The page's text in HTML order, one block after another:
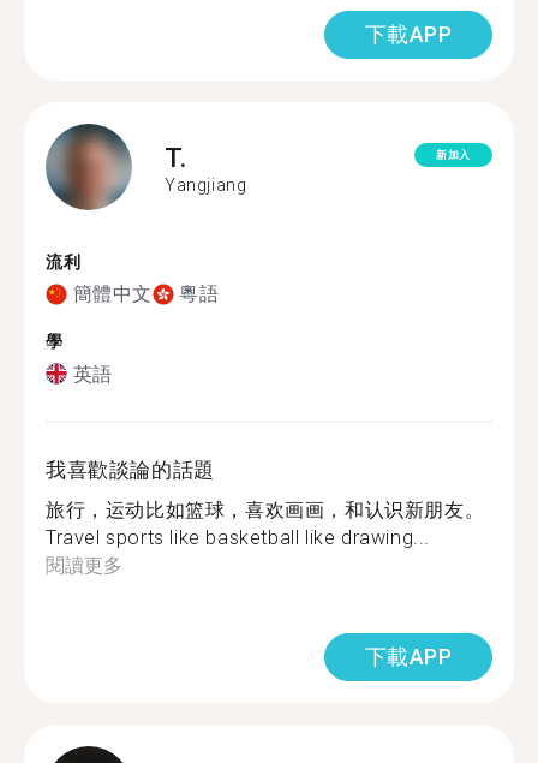
下載APP
T.
Yangjiang
新加入
流利
簡體中文 粵語
學
英語
我喜歡談論的話題
旅行，运动比如篮球，喜欢画画，和认识新朋友。
Travel sports like basketball like drawing...
閱讀更多
下載APP